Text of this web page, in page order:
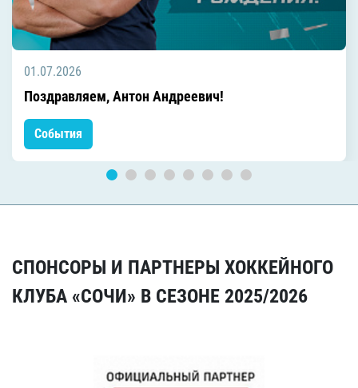
01.07.2026
Поздравляем, Антон Андреевич!
События
СПОНСОРЫ И ПАРТНЕРЫ ХОККЕЙНОГО
КЛУБА «СОЧИ» В СЕЗОНЕ 2025/2026